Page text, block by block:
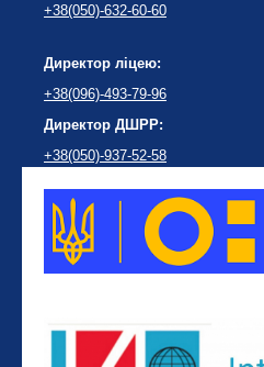
+38(050)-632-60-60
Директор ліцею:
+38(096)-493-79-96
Директор ДШРР:
+38(050)-937-52-58